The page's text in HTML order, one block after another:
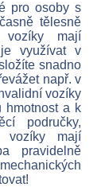
pro osoby s
tělesně
vozíky mají
využívat v
snadno
např. v
vozíky
hmotnost a k
područky,
vozíky mají
pravidelně